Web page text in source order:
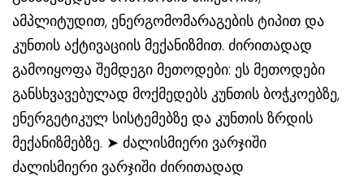
ამპლიტუდით, ენერგომომარაგების ტიპით და
კუნთის აქტივაციის მექანიზმით. ძირითადად
გამოიყოფა შემდეგი მეთოდები: ეს მეთოდები
განსხვავებულად მოქმედებს კუნთის ბოჭკოებზე,
ენერგეტიკულ სისტემებზე და კუნთის ზრდის
მექანიზმებზე. ➤ ძალისმიერი ვარჯიში
ძალისმიერი ვარჯიში ძირითადად